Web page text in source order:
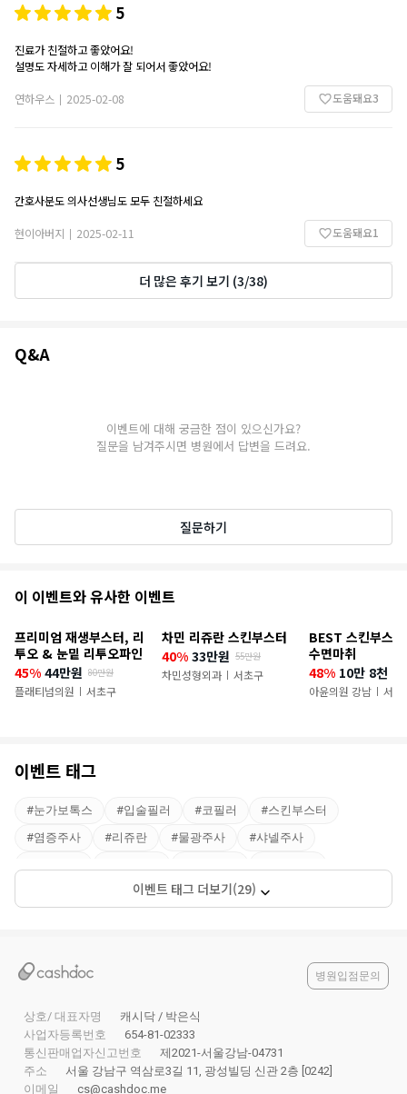
5
진료가 친절하고 좋았어요!
설명도 자세하고 이해가 잘 되어서 좋았어요!
연하우스 | 2025-02-08 도움돼요3
5
간호사분도 의사선생님도 모두 친절하세요
현이아버지 | 2025-02-11 도움돼요1
더 많은 후기 보기 (3/38)
Q&A
이벤트에 대해 궁금한 점이 있으신가요?
질문을 남겨주시면 병원에서 답변을 드려요.
질문하기
추
이
벤
이 이벤트와 유사한 이벤트
프리미엄 재생부스터, 리
투오 & 눈밑 리투오파인
45% 44만원 80만원
플래티넘의원 | 서초구
차민 리쥬란 스킨부스터
40% 33만원 55만원
차민성형외과 | 서초구
BEST 스킨부스
수면마취
48% 10만 8천 9
아윤의원 강남 | 서초
이벤트 태그
#눈가보톡스 #입술필러 #코필러 #스킨부스터
#염증주사 #리쥬란 #물광주사 #샤넬주사
4050추천 # 팔자필러 #
#60대추천
리쥬란얼굴전체
이벤트 태그 더보기(29)
병원입점문의
상호/ 대표자명
캐시닥 / 박은식
사업자등록번호
654-81-02333
통신판매업자신고번호
제2021-서울강남-04731
주소
서울 강남구 역삼로3길 11, 광성빌딩 신관 2층 [0242]
이메일
cs@cashdoc.me